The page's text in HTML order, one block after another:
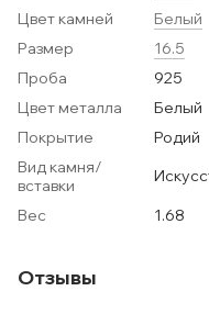
Цвет камней
Белый
Размер
16.5
Проба
925
Цвет металла
Белый
Покрытие
Родий
Вид камня/
вставки
Вес
1.68
Отзывы